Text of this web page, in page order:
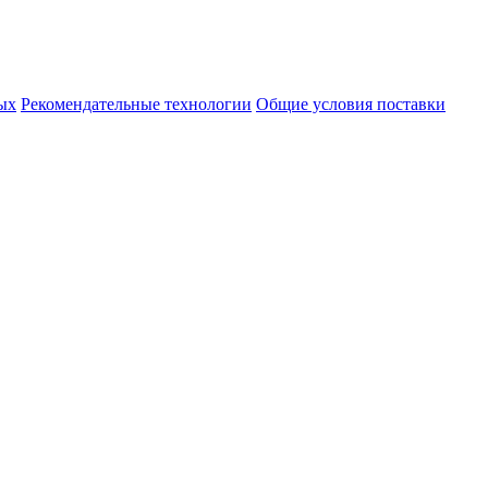
Рекомендательные технологии Общие условия поставки